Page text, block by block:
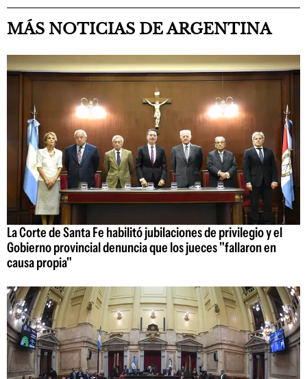
MÁS NOTICIAS DE ARGENTINA
La Corte de Santa Fe habilitó jubilaciones de privilegio y el
Gobierno provincial denuncia que los jueces "fallaron en
causa propia"